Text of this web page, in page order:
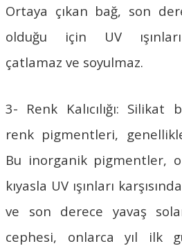
Ortaya çıkan bağ, son
olduğu için UV
çatlamaz ve soyulmaz.
3- Renk Kalıcılığı: Silikat
renk pigmentleri,
Bu inorganik pigmentler,
kıyasla UV ışınları
ve son derece yavaş
cephesi, onlarca yıl ilk